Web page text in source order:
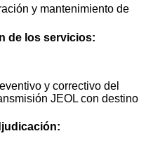
y mantenimiento de
de los servicios:
y correctivo del
JEOL con destino